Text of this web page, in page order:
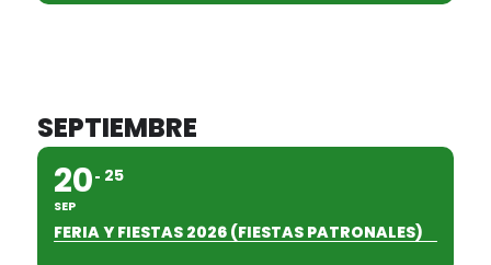
SEPTIEMBRE
20
SEP
25
FERIA Y FIESTAS 2026 (FIESTAS PATRONALES)